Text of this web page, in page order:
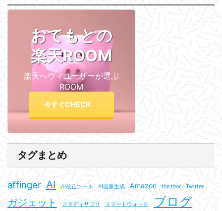
おてもとの
楽天ROOM
楽天へヴィユーザーが選ぶ
ROOM
今すぐCHECK
タグまとめ
affinger AI AI校正ツール AI画像生成 Amazon the thor Twitter
ガジェット スタディサプリ スマートウォッチ ブログ